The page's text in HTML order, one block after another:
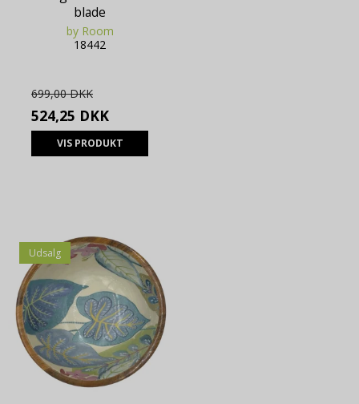
blade
by Room
18442
699,00 DKK
524,25 DKK
VIS PRODUKT
Udsalg